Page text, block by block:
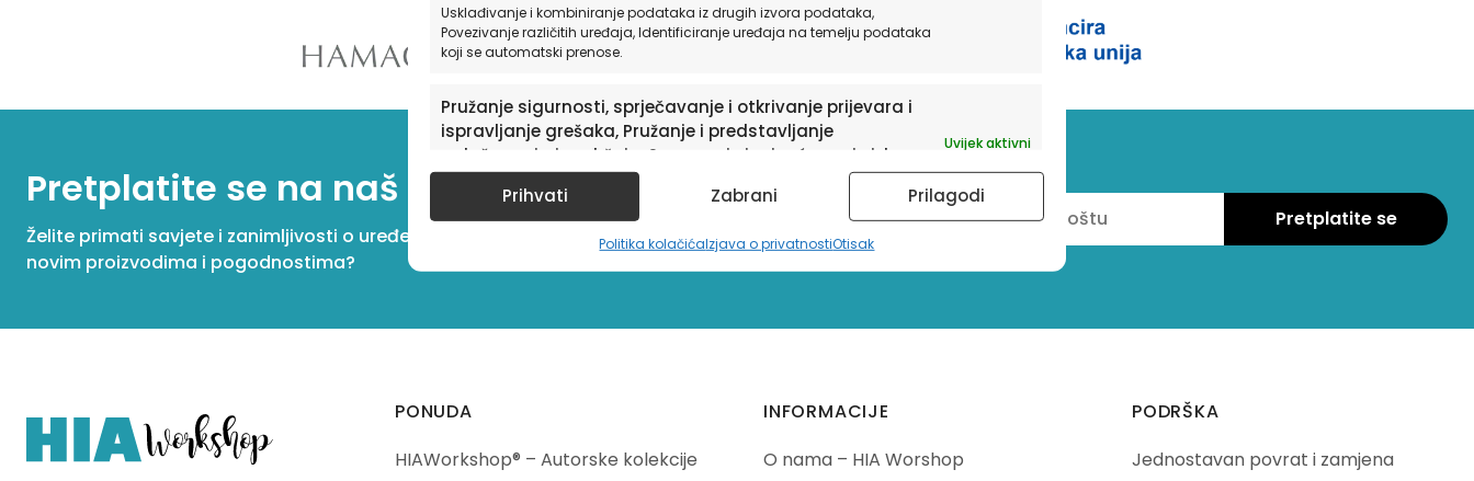
Usklađivanje i kombiniranje podataka iz drugih izvora podataka,
Povezivanje različitih uređaja, Identificiranje uređaja na temelju podataka
koji se automatski prenose.
Pružanje sigurnosti, sprječavanje i otkrivanje prijevara i
ispravljanje grešaka, Pružanje i predstavljanje
oglašavanja i sadržaja, Spremanje i priopćavanje izbora
u pogledu privatnosti.
Uvijek aktivni
Prihvati Zabrani Prilagodi
Politika kolačićaIzjava o privatnostiOtisak
Pretplatite se na naš Newsletter
Želite primati savjete i zanimljivosti o uređenju doma te informacije o
novim proizvodima i pogodnostima?
PONUDA
HIAWorkshop® – Autorske kolekcije
INFORMACIJE
O nama – HIA Worshop
PODRŠKA
Jednostavan povrat i zamjena